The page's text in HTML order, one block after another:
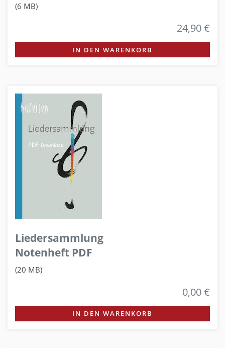
(6 MB)
24,90 €
IN DEN WARENKORB
Liedersammlung
Notenheft PDF
(20 MB)
0,00 €
IN DEN WARENKORB